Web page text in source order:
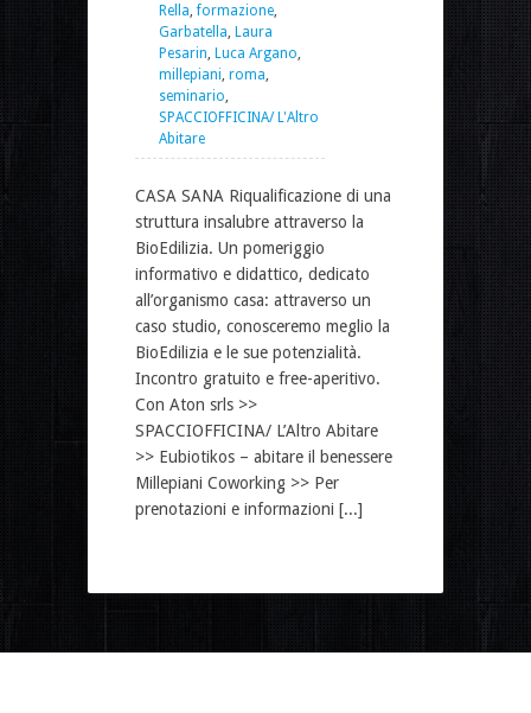
Rella ,formazione
Garbatella Laura
Pesarin Luca Argano
millepiani roma
seminario
SPACCIOFFICINA/ L'Altro
Abitare
CASA SANA Riqualificazione di una
struttura insalubre attraverso la
BioEdilizia. Un pomeriggio
informativo e didattico, dedicato
all’organismo casa: attraverso un
caso studio, conosceremo meglio la
BioEdilizia e le sue potenzialità.
Incontro gratuito e free-aperitivo.
Con Aton srls >>
SPACCIOFFICINA/ L’Altro Abitare
>> Eubiotikos – abitare il benessere
Millepiani Coworking >> Per
prenotazioni e informazioni [...]